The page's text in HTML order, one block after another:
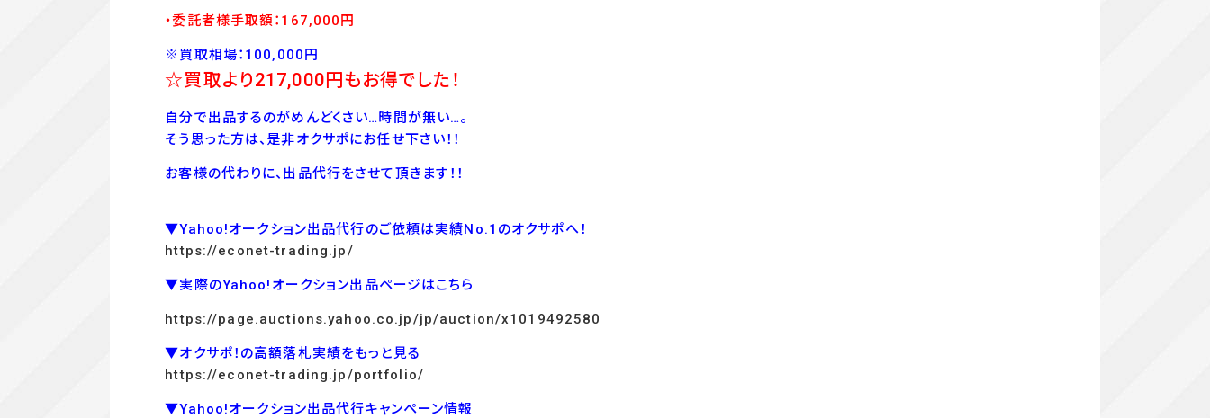
・委託者様手取額：167,000 円
※買取相場：100,000円
☆買取より217,000円もお得でした！
自分で出品するのがめんどくさい…時間が無い…。
そう思った方は、是非オクサポにお任せ下さい！！
お客様の代わりに、出品代行をさせて頂きます！！
▼Yahoo!オークション出品代行のご依頼は実績No.1のオクサポへ！
https://econet-trading.jp/
▼実際のYahoo!オークション出品ページはこちら
https://page.auctions.yahoo.co.jp/jp/auction/x1019492580
▼オクサポ！の高額落札実績をもっと見る
https://econet-trading.jp/portfolio/
▼Yahoo!オークション出品代行キャンペーン情報